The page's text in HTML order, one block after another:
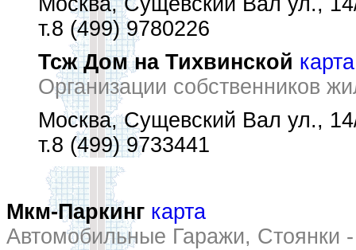
т.8 (499) 9780226
Тсж Дом на Тихвинской карта
Организации собственников
Москва, Сущевский Вал ул.,
т.8 (499) 9733441
Мкм-Паркинг карта
Автомобильные Гаражи, Стоянки